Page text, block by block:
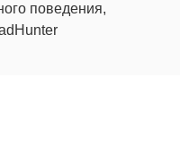
поведения,